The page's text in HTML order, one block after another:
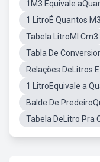
1M3 Equivale
1 LitroÉ Quantos M3
Tabela LitroMl Cm3
Tabla De
Relações DeLitros
1 LitroEquivale a
Balde De
Tabela DeLitro Pra